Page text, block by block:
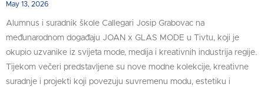
May 13, 2026
Alumnus i suradnik škole Callegari Josip Grabovac na
međunarodnom događaju JOAN x GLAS MODE u Tivtu, koji je
okupio uzvanike iz svijeta mode, medija i kreativnih industrija regije.
Tijekom večeri predstavljene su nove modne kolekcije, kreativne
suradnje i projekti koji povezuju suvremenu modu, estetiku i